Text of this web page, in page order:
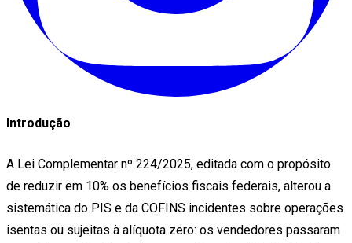
Introdução
A Lei Complementar nº 224/2025, editada com o propósito
de reduzir em 10% os benefícios fiscais federais, alterou a
sistemática do PIS e da COFINS incidentes sobre operações
isentas ou sujeitas à alíquota zero: os vendedores passaram